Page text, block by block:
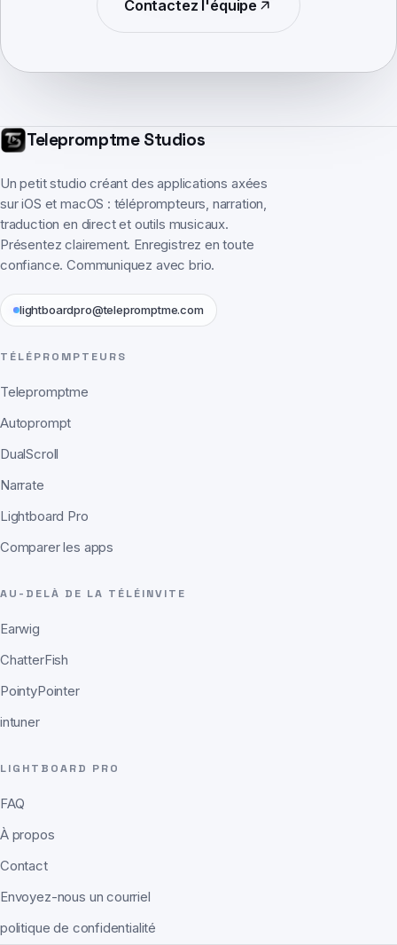
Contactez l'équipe
Telepromptme Studios
Un petit studio créant des applications axées
sur iOS et macOS : téléprompteurs, narration,
traduction en direct et outils musicaux.
Présentez clairement. Enregistrez en toute
confiance. Communiquez avec brio.
lightboardpro@telepromptme.com
TÉLÉPROMPTEURS
Telepromptme
Autoprompt
DualScroll
Narrate
Lightboard Pro
Comparer les apps
AU-DELÀ DE LA TÉLÉINVITE
Earwig
ChatterFish
PointyPointer
intuner
LIGHTBOARD PRO
FAQ
À propos
Contact
Envoyez-nous un courriel
politique de confidentialité